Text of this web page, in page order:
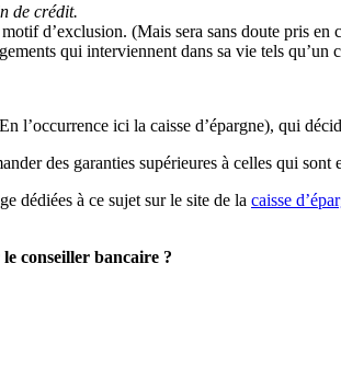
de crédit.
d’exclusion. (Mais sera sans doute pris en
qui interviennent dans sa vie tels qu’un
l’occurrence ici la caisse d’épargne), qui
des garanties supérieures à celles qui sont
dédiées à ce sujet sur le site de la caisse
conseiller bancaire ?